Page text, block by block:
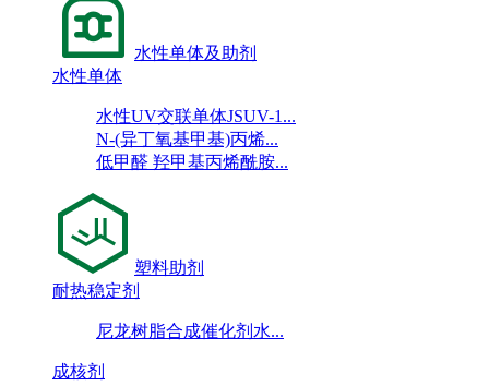
水性单体及助剂
水性单体
水性UV交联单体JSUV-1...
N-(异丁氧基甲基)丙烯...
低甲醛 羟甲基丙烯酰胺...
塑料助剂
耐热稳定剂
尼龙树脂合成催化剂水...
成核剂